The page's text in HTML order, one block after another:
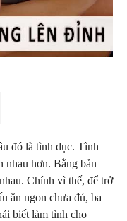
đó là tình dục. Tình
nhau hơn. Bằng bản
Chính vì thế, để trở
ăn ngon chưa đủ, ba
biết làm tình cho